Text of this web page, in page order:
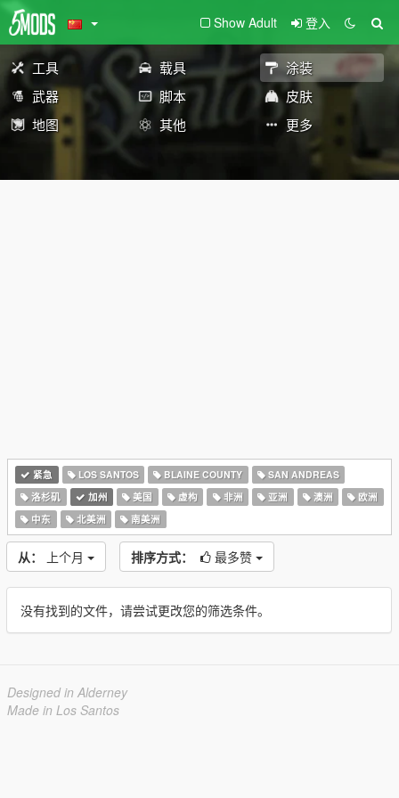
Show Adult 登入
工具 载具
涂装
武器
脚本
皮肤
地图
其他 更多
紧急 LOS SANTOS BLAINE COUNTY
SAN ANDREAS
洛杉矶
加州 美国 虚构 非洲 亚洲 澳洲
欧洲
中东
北美洲 南美洲
从： 上个月 排序方式： 最多赞
没有找到的文件，请尝试更改您的筛选条件。
Designed in Alderney
Made in Los Santos